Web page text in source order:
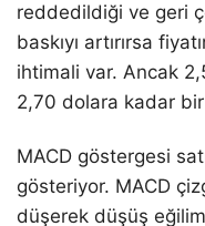
reddedildiği ve geri
baskıyı artırırsa
ihtimali var. Ancak
2,70 dolara kadar bir
MACD göstergesi
gösteriyor. MACD
düşerek düşüş